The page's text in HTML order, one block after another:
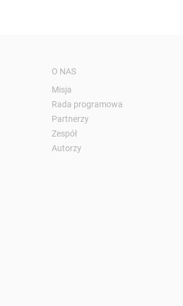
O NAS
Misja
Rada programowa
Partnerzy
Zespół
Autorzy